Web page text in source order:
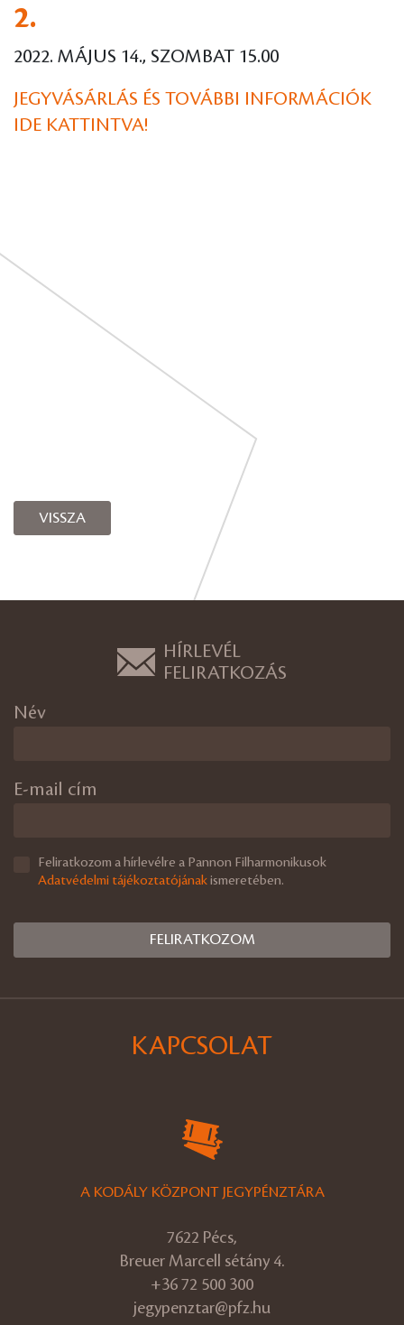
2.
2022. MÁJUS 14., SZOMBAT 15.00
JEGYVÁSÁRLÁS ÉS TOVÁBBI INFORMÁCIÓK
IDE KATTINTVA!
VISSZA
HÍRLEVÉL
FELIRATKOZÁS
Név
E-mail cím
Feliratkozom a hírlevélre a Pannon Filharmonikusok
Adatvédelmi tájékoztatójánakismeretében.
KAPCSOLAT
A KODÁLY KÖZPONT JEGYPÉNZTÁRA
7622 Pécs,
Breuer Marcell sétány 4.
+36 72 500 300
jegypenztar@pfz.hu